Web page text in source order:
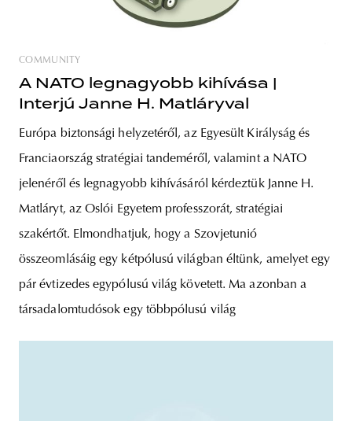
COMMUNITY
A NATO legnagyobb kihívása |
Interjú Janne H. Matláryval
Európa biztonsági helyzetéről, az Egyesült Királyság és
Franciaország stratégiai tandeméről, valamint a NATO
jelenéről és legnagyobb kihívásáról kérdeztük Janne H.
Matláryt, az Oslói Egyetem professzorát, stratégiai
szakértőt. Elmondhatjuk, hogy a Szovjetunió
összeomlásáig egy kétpólusú világban éltünk, amelyet egy
pár évtizedes egypólusú világ követett. Ma azonban a
társadalomtudósok egy többpólusú világ